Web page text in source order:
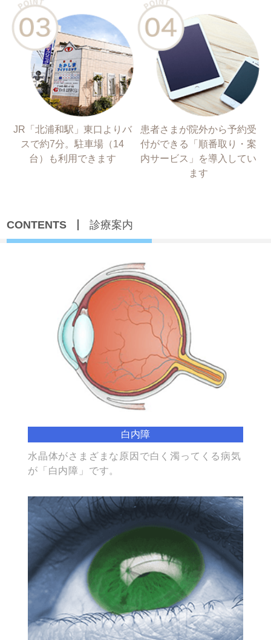
JR「北浦和駅」東口よりバ
スで約7分。駐車場（14
台）も利用できます
患者さまが院外から予約受
付ができる「順番取り・案
内サービス」を導入してい
ます
CONTENTS 診療案内
白内障
水晶体がさまざまな原因で白く濁ってくる病気
が「白内障」です。